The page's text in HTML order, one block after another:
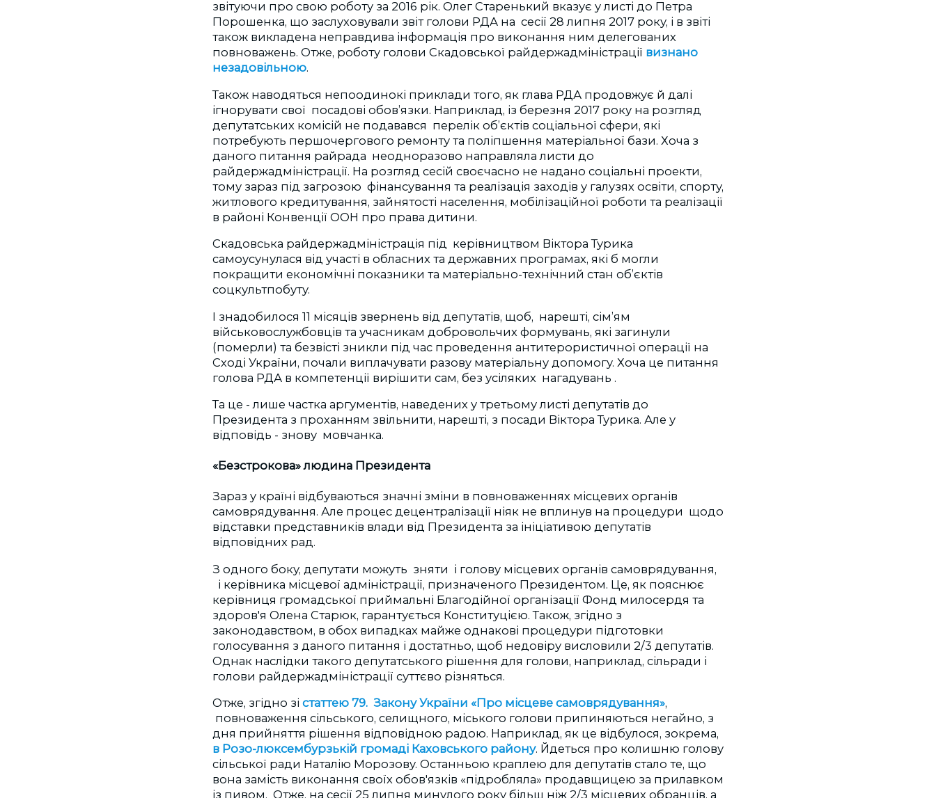
звітуючи про свою роботу за 2016 рік. Олег Старенький вказує у листі до Петра
Порошенка, що заслуховували звіт голови РДА на сесії 28 липня 2017 року, і в звіті
також викладена неправдива інформація про виконання ним делегованих
повноважень. Отже, роботу голови Скадовської райдержадміністрації визнано
незадовільною.
Також наводяться непоодинокі приклади того, як глава РДА продовжує й далі
ігнорувати свої посадові обов’язки. Наприклад, із березня 2017 року на розгляд
депутатських комісій не подавався перелік об’єктів соціальної сфери, які
потребують першочергового ремонту та поліпшення матеріальної бази. Хоча з
даного питання райрада неодноразово направляла листи до
райдержадміністрації. На розгляд сесій своєчасно не надано соціальні проекти,
тому зараз під загрозою фінансування та реалізація заходів у галузях освіти, спорту,
житлового кредитування, зайнятості населення, мобілізаційної роботи та реалізації
в районі Конвенції ООН про права дитини.
Скадовська райдержадміністрація під керівництвом Віктора Турика
самоусунулася від участі в обласних та державних програмах, які б могли
покращити економічні показники та матеріально-технічний стан об’єктів
соцкультпобуту.
І знадобилося 11 місяців звернень від депутатів, щоб, нарешті, сім’ям
військовослужбовців та учасникам добровольчих формувань, які загинули
(померли) та безвісті зникли під час проведення антитерористичної операції на
Сході України, почали виплачувати разову матеріальну допомогу. Хоча це питання
голова РДА в компетенції вирішити сам, без усіляких нагадувань .
Та це - лише частка аргументів, наведених у третьому листі депутатів до
Президента з проханням звільнити, нарешті, з посади Віктора Турика. Але у
відповідь - знову мовчанка.
«Безстрокова» людина Президента
Зараз у країні відбуваються значні зміни в повноваженнях місцевих органів
самоврядування. Але процес децентралізації ніяк не вплинув на процедури щодо
відставки представників влади від Президента за ініціативою депутатів
відповідних рад.
З одного боку, депутати можуть зняти і голову місцевих органів самоврядування,
і керівника місцевої адміністрації, призначеного Президентом. Це, як пояснює
керівниця громадської приймальні Благодійної організації Фонд милосердя та
здоров'я Олена Старюк, гарантується Конституцією. Також, згідно з
законодавством, в обох випадках майже однакові процедури підготовки
голосування з даного питання і достатньо, щоб недовіру висловили 2/3 депутатів.
Однак наслідки такого депутатського рішення для голови, наприклад, сільради і
голови райдержадміністрації суттєво різняться.
Отже, згідно зі статтею 79. Закону України «Про місцеве самоврядування»,
повноваження сільського, селищного, міського голови припиняються негайно, з
дня прийняття рішення відповідною радою. Наприклад, як це відбулося, зокрема,
в Розо-люксембурзькій громаді Каховського району. Йдеться про колишню голову
сільської ради Наталію Морозову. Останньою краплею для депутатів стало те, що
вона замість виконання своїх обов'язків «підробляла» продавщицею за прилавком
із пивом. Отже, на сесії 25 липня минулого року більш ніж 2/3 місцевих обранців, а